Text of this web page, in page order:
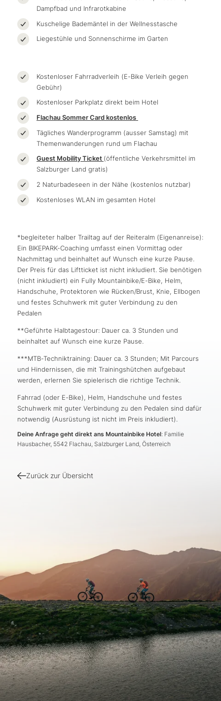
Dampfbad und Infrarotkabine
Kuschelige Bademäntel in der Wellnesstasche
Liegestühle und Sonnenschirme im Garten
Kostenloser Fahrradverleih (E-Bike Verleih gegen
Gebühr)
Kostenloser Parkplatz direkt beim Hotel
Flachau Sommer Card kostenlos
Tägliches Wanderprogramm (ausser Samstag) mit
Themenwanderungen rund um Flachau
Guest Mobility Ticket (öffentliche Verkehrsmittel im
Salzburger Land gratis)
2 Naturbadeseen in der Nähe (kostenlos nutzbar)
Kostenloses WLAN im gesamten Hotel
*begleiteter halber Trailtag auf der Reiteralm (Eigenanreise):
Ein BIKEPARK-Coaching umfasst einen Vormittag oder
Nachmittag und beinhaltet auf Wunsch eine kurze Pause.
Der Preis für das Liftticket ist nicht inkludiert. Sie benötigen
(nicht inkludiert) ein Fully Mountainbike/E-Bike, Helm,
Handschuhe, Protektoren wie Rücken/Brust, Knie, Ellbogen
und festes Schuhwerk mit guter Verbindung zu den
Pedalen
**Geführte Halbtagestour: Dauer ca. 3 Stunden und
beinhaltet auf Wunsch eine kurze Pause.
***MTB-Techniktraining: Dauer ca. 3 Stunden; Mit Parcours
und Hindernissen, die mit Trainingshütchen aufgebaut
werden, erlernen Sie spielerisch die richtige Technik.
Fahrrad (oder E-Bike), Helm, Handschuhe und festes
Schuhwerk mit guter Verbindung zu den Pedalen sind dafür
notwendig (Ausrüstung ist nicht im Preis inkludiert).
Deine Anfrage geht direkt ans Mountainbike Hotel: Familie
Hausbacher, 5542 Flachau, Salzburger Land, Österreich
Zurück zur Übersicht